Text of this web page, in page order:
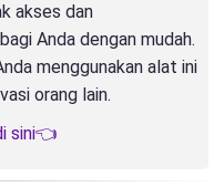
akses dan
Anda dengan mudah.
menggunakan alat ini
orang lain.
sini👈